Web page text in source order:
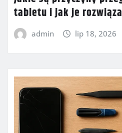
tabletu i jak je
admin lip 18, 2026